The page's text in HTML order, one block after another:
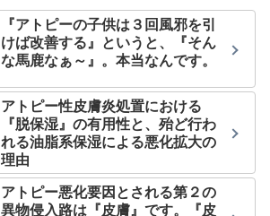
『アトピーの子供は３回風邪を引
けば改善する』というと、『そん
な馬鹿なぁ～』。本当なんです。
アトピー性皮膚炎処置における
『脱保湿』の有用性と、殆ど行わ
れる油脂系保湿による悪化拡大の
理由
アトピー悪化要因とされる第２の
異物侵入路は『皮膚』です。『皮